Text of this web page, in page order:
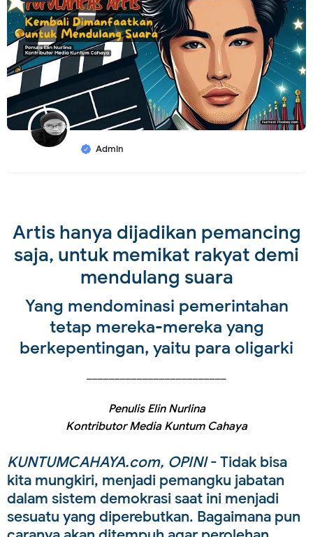
Admin
Artis hanya dijadikan pemancing
saja, untuk memikat rakyat demi
mendulang suara
Yang mendominasi pemerintahan
tetap mereka-mereka yang
berkepentingan, yaitu para oligarki
Penulis Elin Nurlina
Kontributor Media Kuntum Cahaya
KUNTUMCAHAYA.com, OPINI- Tidak bisa
kita mungkiri, menjadi pemangku jabatan
dalam sistem demokrasi saat ini menjadi
sesuatu yang diperebutkan. Bagaimana pun